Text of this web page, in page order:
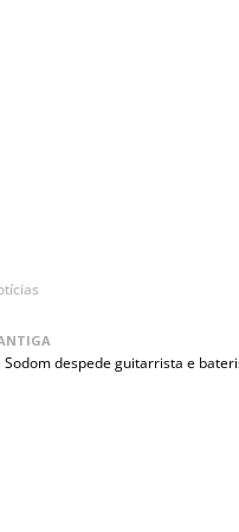
Sodom despede guitarrista e